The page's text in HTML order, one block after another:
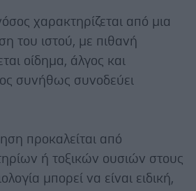
χαρακτηρίζεται από μια
του ιστού, με πιθανή
οίδημα, άλγος και
συνήθως συνοδεύει
προκαλείται από
ή τοξικών ουσιών στους
μπορεί να είναι ειδική,